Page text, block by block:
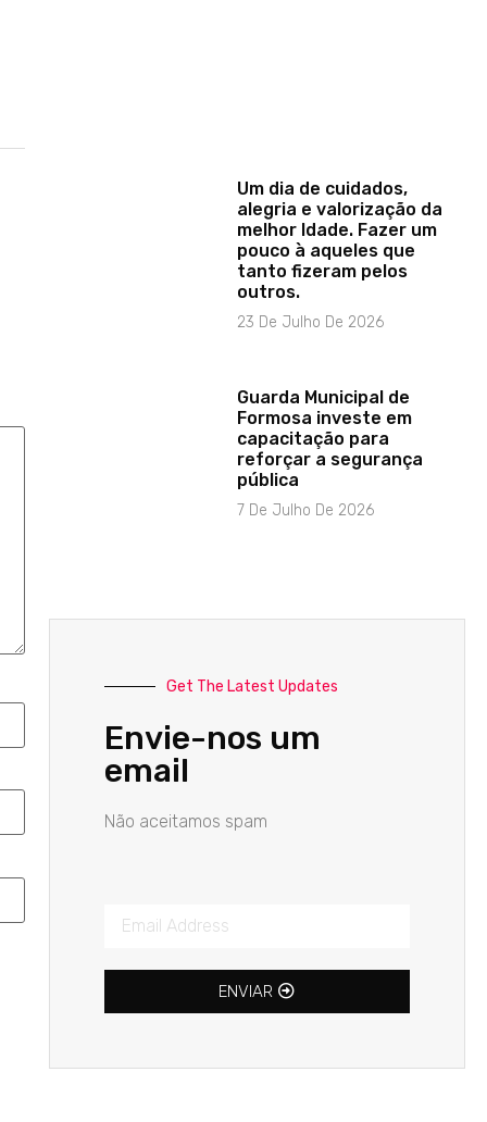
Um dia de cuidados,
alegria e valorização da
melhor Idade. Fazer um
pouco à aqueles que
tanto fizeram pelos
outros.
23 De Julho De 2026
Guarda Municipal de
Formosa investe em
capacitação para
reforçar a segurança
pública
7 De Julho De 2026
Get The Latest Updates
Envie-nos um
email
Não aceitamos spam
ENVIAR